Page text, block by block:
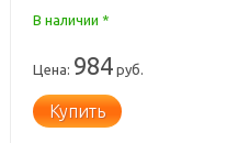
В наличии *
Цена: 984руб.
Купить